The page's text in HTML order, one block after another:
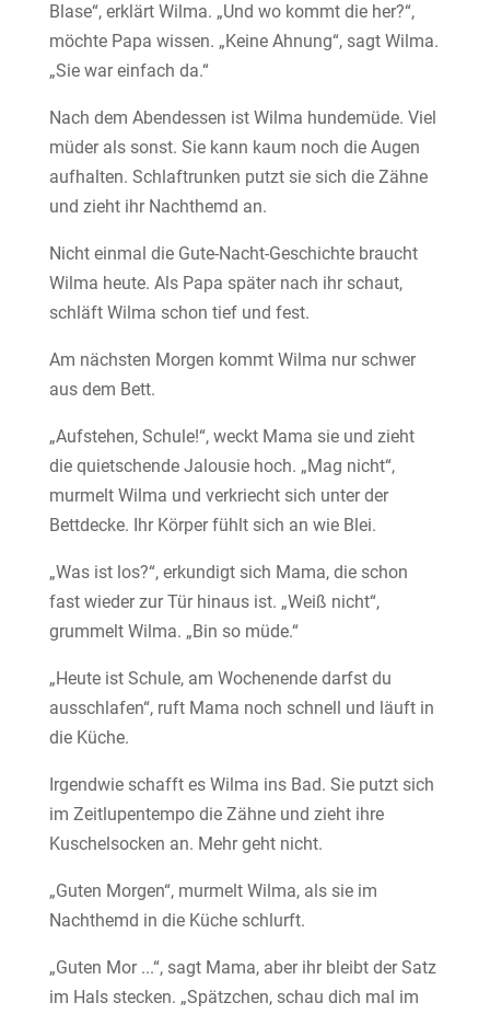
Blase“, erklärt Wilma. „Und wo kommt die her?“,
möchte Papa wissen. „Keine Ahnung“, sagt Wilma.
„Sie war einfach da.“
Nach dem Abendessen ist Wilma hundemüde. Viel
müder als sonst. Sie kann kaum noch die Augen
aufhalten. Schlaftrunken putzt sie sich die Zähne
und zieht ihr Nachthemd an.
Nicht einmal die Gute-Nacht-Geschichte braucht
Wilma heute. Als Papa später nach ihr schaut,
schläft Wilma schon tief und fest.
Am nächsten Morgen kommt Wilma nur schwer
aus dem Bett.
„Aufstehen, Schule!“, weckt Mama sie und zieht
die quietschende Jalousie hoch. „Mag nicht“,
murmelt Wilma und verkriecht sich unter der
Bettdecke. Ihr Körper fühlt sich an wie Blei.
„Was ist los?“, erkundigt sich Mama, die schon
fast wieder zur Tür hinaus ist. „Weiß nicht“,
grummelt Wilma. „Bin so müde.“
„Heute ist Schule, am Wochenende darfst du
ausschlafen“, ruft Mama noch schnell und läuft in
die Küche.
Irgendwie schafft es Wilma ins Bad. Sie putzt sich
im Zeitlupentempo die Zähne und zieht ihre
Kuschelsocken an. Mehr geht nicht.
„Guten Morgen“, murmelt Wilma, als sie im
Nachthemd in die Küche schlurft.
„Guten Mor ...“, sagt Mama, aber ihr bleibt der Satz
im Hals stecken. „Spätzchen, schau dich mal im